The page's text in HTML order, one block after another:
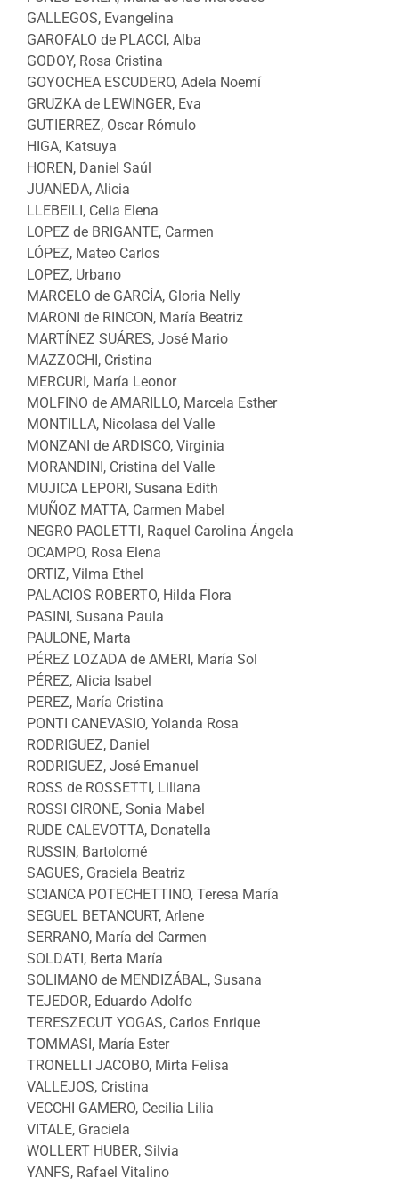
GALLEGOS, Evangelina
GAROFALO de PLACCI, Alba
GODOY, Rosa Cristina
GOYOCHEA ESCUDERO, Adela Noemí
GRUZKA de LEWINGER, Eva
GUTIERREZ, Oscar Rómulo
HIGA, Katsuya
HOREN, Daniel Saúl
JUANEDA, Alicia
LLEBEILI, Celia Elena
LOPEZ de BRIGANTE, Carmen
LÓPEZ, Mateo Carlos
LOPEZ, Urbano
MARCELO de GARCÍA, Gloria Nelly
MARONI de RINCON, María Beatriz
MARTÍNEZ SUÁRES, José Mario
MAZZOCHI, Cristina
MERCURI, María Leonor
MOLFINO de AMARILLO, Marcela Esther
MONTILLA, Nicolasa del Valle
MONZANI de ARDISCO, Virginia
MORANDINI, Cristina del Valle
MUJICA LEPORI, Susana Edith
MUÑOZ MATTA, Carmen Mabel
NEGRO PAOLETTI, Raquel Carolina Ángela
OCAMPO, Rosa Elena
ORTIZ, Vilma Ethel
PALACIOS ROBERTO, Hilda Flora
PASINI, Susana Paula
PAULONE, Marta
PÉREZ LOZADA de AMERI, María Sol
PÉREZ, Alicia Isabel
PEREZ, María Cristina
PONTI CANEVASIO, Yolanda Rosa
RODRIGUEZ, Daniel
RODRIGUEZ, José Emanuel
ROSS de ROSSETTI, Liliana
ROSSI CIRONE, Sonia Mabel
RUDE CALEVOTTA, Donatella
RUSSIN, Bartolomé
SAGUES, Graciela Beatriz
SCIANCA POTECHETTINO, Teresa María
SEGUEL BETANCURT, Arlene
SERRANO, María del Carmen
SOLDATI, Berta María
SOLIMANO de MENDIZÁBAL, Susana
TEJEDOR, Eduardo Adolfo
TERESZECUT YOGAS, Carlos Enrique
TOMMASI, María Ester
TRONELLI JACOBO, Mirta Felisa
VALLEJOS, Cristina
VECCHI GAMERO, Cecilia Lilia
VITALE, Graciela
WOLLERT HUBER, Silvia
YANFS, Rafael Vitalino